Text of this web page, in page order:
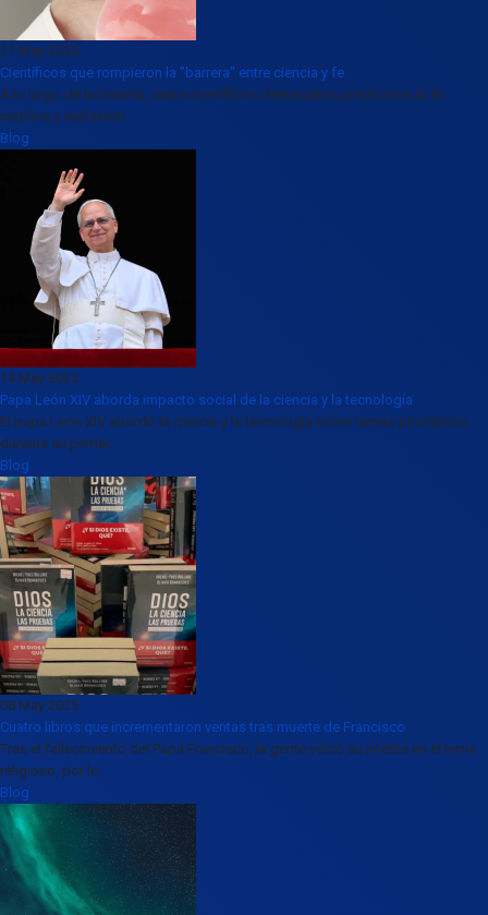
21 May 2025
Científicos que rompieron la "barrera" entre ciencia y fe
A lo largo de la historia, varios científicos destacados practicaron la fe
católica y realizaron...
Blog
14 May 2025
Papa León XIV aborda impacto social de la ciencia y la tecnología
El papa León XIV abordó la ciencia y la tecnología como temas prioritarios
durante su primer...
Blog
08 May 2025
Cuatro libros que incrementaron ventas tras muerte de Francisco
Tras el fallecimiento del Papa Francisco, la gente volcó su interés en el tema
religioso, por lo...
Blog